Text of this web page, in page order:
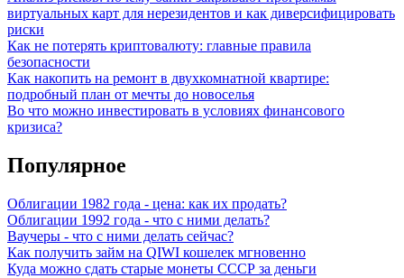
виртуальных карт для нерезидентов и как диверсифицировать
риски
Как не потерять криптовалюту: главные правила
безопасности
Как накопить на ремонт в двухкомнатной квартире:
подробный план от мечты до новоселья
Во что можно инвестировать в условиях финансового
кризиса?
Популярное
Облигации 1982 года - цена: как их продать?
Облигации 1992 года - что с ними делать?
Ваучеры - что с ними делать сейчас?
Как получить займ на QIWI кошелек мгновенно
Куда можно сдать старые монеты СССР за деньги